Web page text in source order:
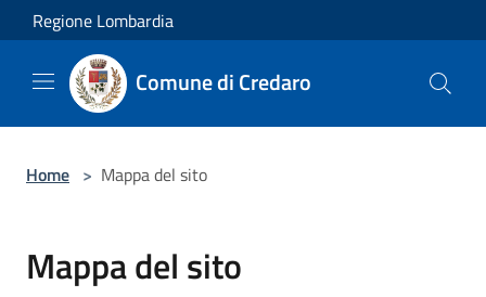
Salta al contenuto principale
Regione Lombardia
Comune di Credaro
Home > Mappa del sito
Mappa del sito